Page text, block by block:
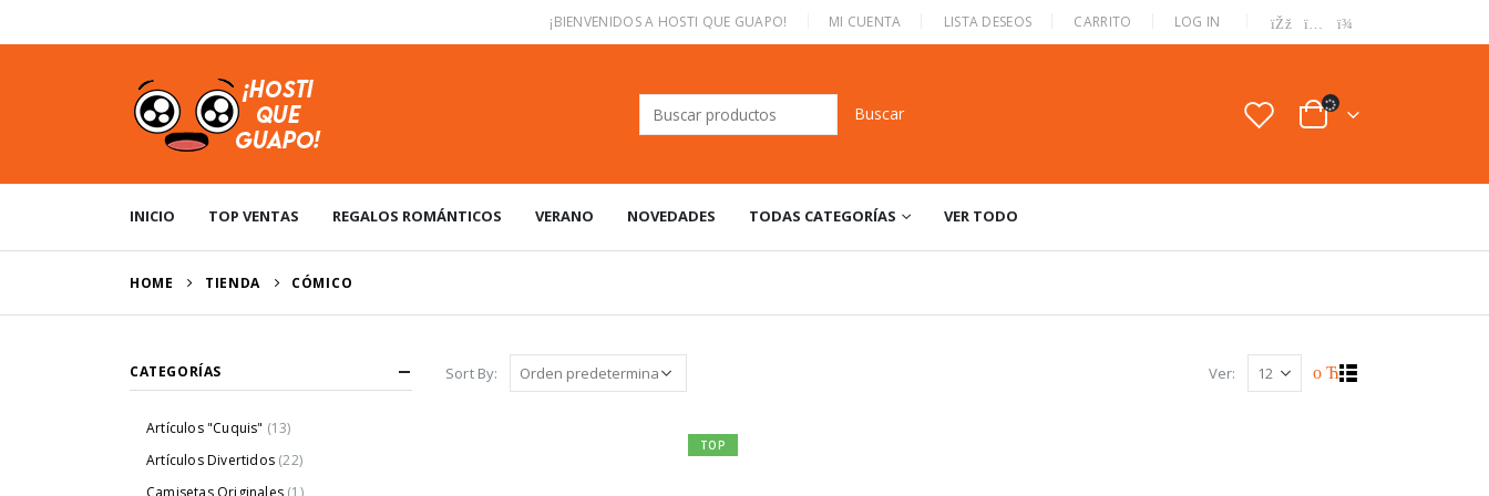
¡BIENVENIDOS A HOSTI QUE GUAPO! MI CUENTA LISTA DESEOS CARRITO LOG IN
Buscar:
INICIO TOP VENTAS REGALOS ROMÁNTICOS VERANO NOVEDADES TODAS CATEGORÍAS VER TODO
HOME TIENDA ‎CÓMICO
Sort By: Ver:
TOP
CATEGORÍAS
Artículos "Cuquis" (13)
Artículos Divertidos (22)
Camisetas Originales (1)